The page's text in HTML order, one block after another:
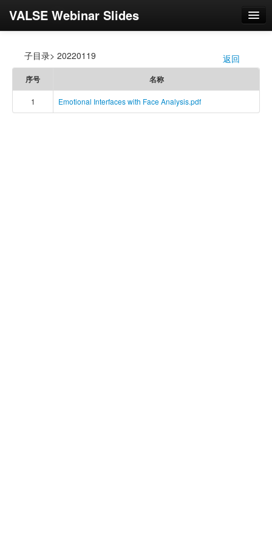
VALSE Webinar Slides
/
子目录> 20220119 返回
序号 名称
1 Emotional Interfaces with Face Analysis.pdf